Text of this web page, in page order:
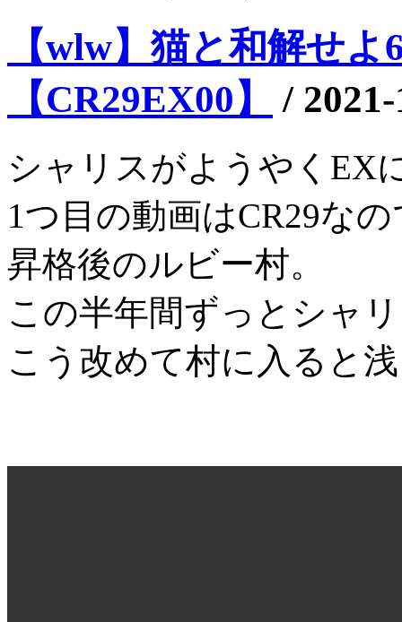
【wlw】猫と和解せよ
【CR29EX00】
/
シャリスがようやくEX
1つ目の動画はCR29な
昇格後のルビー村。
この半年間ずっとシャ
こう改めて村に入ると